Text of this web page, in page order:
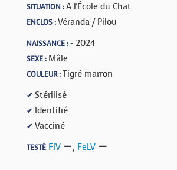
SITUATION :A l'École du Chat
ENCLOS :Véranda / Pilou
NAISSANCE :- 2024
SEXE : Mâle
COULEUR :Tigré marron
✔ Stérilisé
✔ Identifié
✔ Vacciné
TESTÉ FIV , FeLV